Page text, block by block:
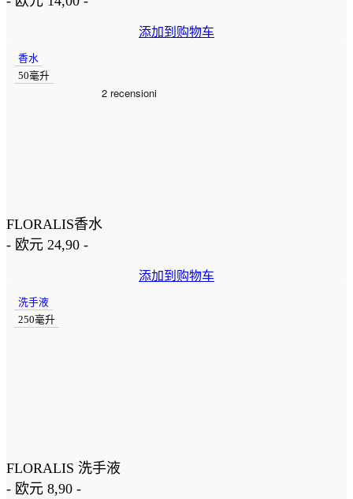
添加到购物车
香水
50毫升
FLORALIS香水
- 欧元 24,90 -
添加到购物车
洗手液
250毫升
FLORALIS 洗手液
- 欧元 8,90 -